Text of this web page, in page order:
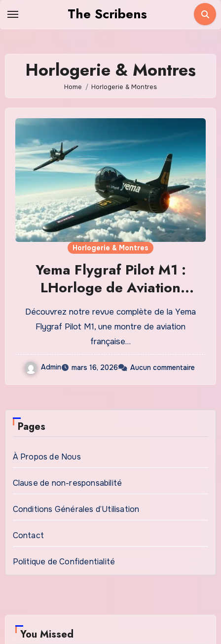
The Scribens
Horlogerie & Montres
Home Horlogerie & Montres
Horlogerie & Montres
Yema Flygraf Pilot M1 :
LHorloge de Aviation
Française qui Séduit les
Collectionneurs
Découvrez notre revue complète de la Yema
Flygraf Pilot M1, une montre de aviation
française…
Admin mars 16, 2026 Aucun commentaire
Pages
À Propos de Nous
Clause de non-responsabilité
Conditions Générales d’Utilisation
Contact
Politique de Confidentialité
You Missed